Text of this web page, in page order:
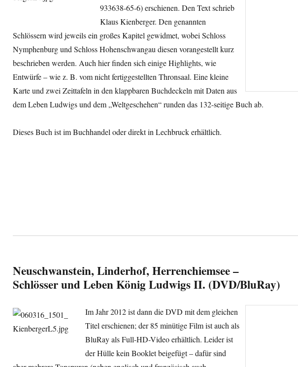
933638-65-6) erschienen. Den Text schrieb
Klaus Kienberger. Den genannten
Schlössern wird jeweils ein großes Kapitel gewidmet, wobei Schloss
Nymphenburg und Schloss Hohenschwangau diesen vorangestellt kurz
beschrieben werden. Auch hier finden sich einige Highlights, wie
Entwürfe – wie z. B. vom nicht fertiggestellten Thronsaal. Eine kleine
Karte und zwei Zeittafeln in den klappbaren Buchdeckeln mit Daten aus
dem Leben Ludwigs und dem „Weltgeschehen“ runden das 132-seitige Buch ab.
Dieses Buch ist im Buchhandel oder direkt in Lechbruck erhältlich.
Neuschwanstein, Linderhof, Herrenchiemsee –
Schlösser und Leben König Ludwigs II. (DVD/BluRay)
Im Jahr 2012 ist dann die DVD mit dem gleichen
Titel erschienen; der 85 minütige Film ist auch als
BluRay als Full-HD-Video erhältlich. Leider ist
der Hülle kein Booklet beigefügt – dafür sind